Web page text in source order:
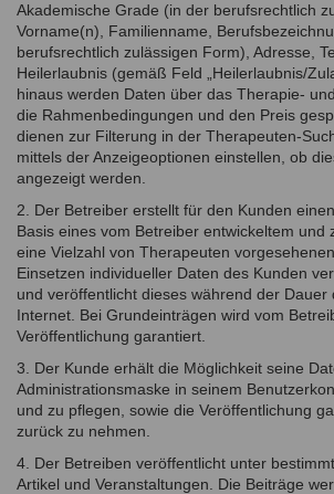
Akademische Grade (in der berufsrechtlich
Vorname(n), Familienname,
berufsrechtlich zulässigen Form), Adresse,
Heilerlaubnis (gemäß Feld „Heilerlaubnis/
hinaus werden Daten über das Therapie-
die Rahmenbedingungen und den Preis
dienen zur Filterung in der Therapeuten-
mittels der Anzeigeoptionen einstellen, ob
angezeigt werden.
2. Der Betreiber erstellt für den Kunden
Basis eines vom Betreiber entwickeltem und
eine Vielzahl von Therapeuten
Einsetzen individueller Daten des Kunden
und veröffentlicht dieses während der Dauer
Internet. Bei Grundeinträgen wird vom
Veröffentlichung garantiert.
3. Der Kunde erhält die Möglichkeit seine
Administrationsmaske in seinem
und zu pflegen, sowie die Veröffentlichung
zurück zu nehmen.
4. Der Betreiben veröffentlicht unter
Artikel und Veranstaltungen. Die Beiträge